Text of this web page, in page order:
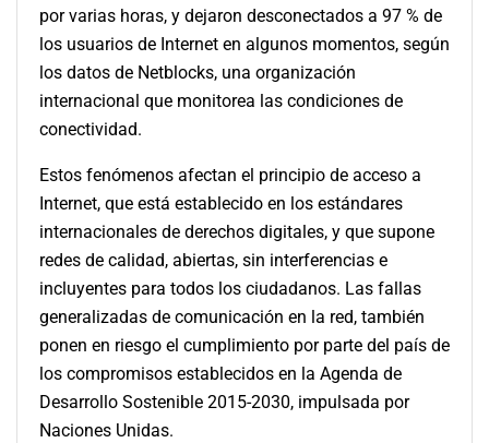
por varias horas, y dejaron desconectados a 97 % de
los usuarios de Internet en algunos momentos, según
los datos de Netblocks, una organización
internacional que monitorea las condiciones de
conectividad.
Estos fenómenos afectan el principio de acceso a
Internet, que está establecido en los estándares
internacionales de derechos digitales, y que supone
redes de calidad, abiertas, sin interferencias e
incluyentes para todos los ciudadanos. Las fallas
generalizadas de comunicación en la red, también
ponen en riesgo el cumplimiento por parte del país de
los compromisos establecidos en la Agenda de
Desarrollo Sostenible 2015-2030, impulsada por
Naciones Unidas.